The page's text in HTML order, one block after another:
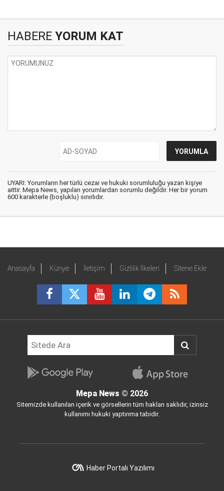
HABERE YORUM KAT
UYARI: Yorumların her türlü cezai ve hukuki sorumluluğu yazan kişiye
aittir. Mepa News, yapılan yorumlardan sorumlu değildir. Her bir yorum
600 karakterle (boşluklu) sınırlıdır.
Anasayfa Künye İletişim Gizlilik İlkeleri Sitene Ekle
Mepa News © 2026
Sitemizde kullanılan içerik ve görsellerin tüm hakları saklıdır, izinsiz
kullanımı hukuki yaptırıma tabidir.
Haber Portalı Yazılımı